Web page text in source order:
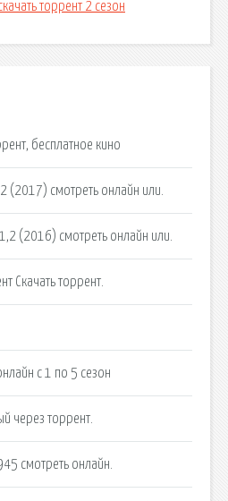
торрент 2 сезон
бесплатное кино
(2017) смотреть онлайн или.
(2016) смотреть онлайн или.
Скачать торрент.
с 1 по 5 сезон
через торрент.
смотреть онлайн.